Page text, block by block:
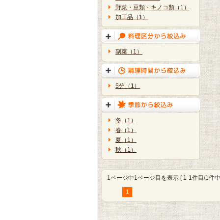
野菜・豆類・キノコ類（1）
加工品（1）
副菜（1）
5分（1）
冬（1）
春（1）
夏（1）
秋（1）
1ページ中1ページ目を表示 [ 1-1件目/1件
1